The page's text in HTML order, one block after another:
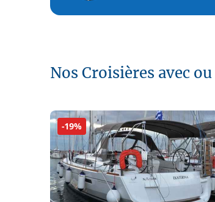
Nos Croisières avec
-19%